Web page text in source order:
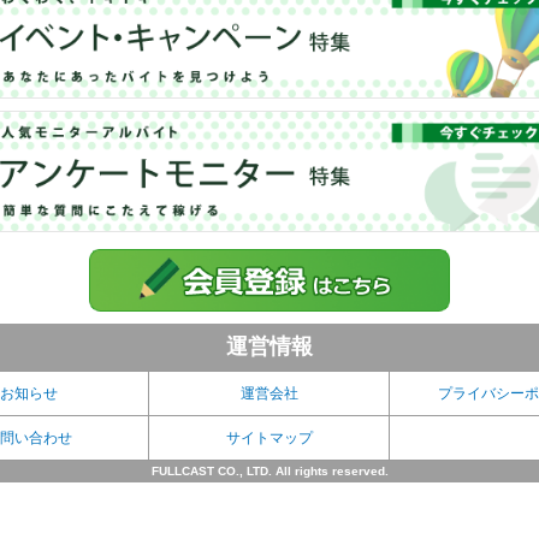
運営情報
お知らせ 運営会社 プライバシー
い合わせ サイトマップ
FULLCAST CO., LTD. All rights reserved.